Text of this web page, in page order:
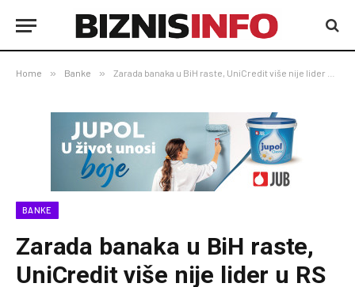
Home » Banke » Zarada banaka u BiH raste, UniCredit više nije lider u RS
BANKE
Zarada banaka u BiH raste,
UniCredit više nije lider u RS